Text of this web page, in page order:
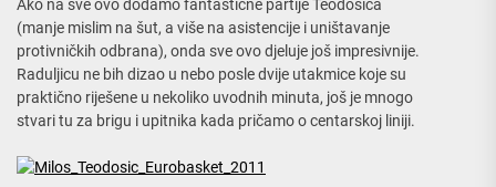
Ako na sve ovo dodamo fantastične partije Teodosića
(manje mislim na šut, a više na asistencije i uništavanje
protivničkih odbrana), onda sve ovo djeluje još impresivnije.
Raduljicu ne bih dizao u nebo posle dvije utakmice koje su
praktično riješene u nekoliko uvodnih minuta, još je mnogo
stvari tu za brigu i upitnika kada pričamo o centarskoj liniji.